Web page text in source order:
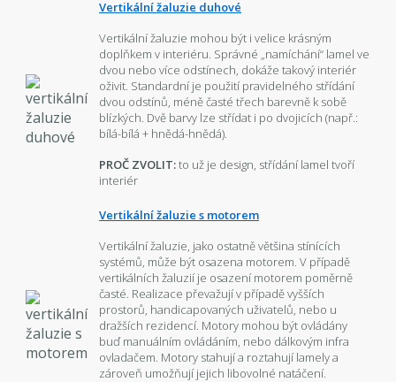
Vertikální žaluzie duhové
Vertikální žaluzie mohou být i velice krásným
doplňkem v interiéru. Správné „namíchání“ lamel ve
dvou nebo více odstínech, dokáže takový interiér
oživit. Standardní je použití pravidelného střídání
dvou odstínů, méně časté třech barevně k sobě
blízkých. Dvě barvy lze střídat i po dvojicích (např.:
bílá-bílá + hnědá-hnědá).
PROČ ZVOLIT:to už je design, střídání lamel tvoří
interiér
Vertikální žaluzie s motorem
Vertikální žaluzie, jako ostatně většina stínících
systémů, může být osazena motorem. V případě
vertikálních žaluzií je osazení motorem poměrně
časté. Realizace převažují v případě vyšších
prostorů, handicapovaných uživatelů, nebo u
dražších rezidencí. Motory mohou být ovládány
buď manuálním ovládáním, nebo dálkovým infra
ovladačem. Motory stahují a roztahují lamely a
zároveň umožňují jejich libovolné natáčení.